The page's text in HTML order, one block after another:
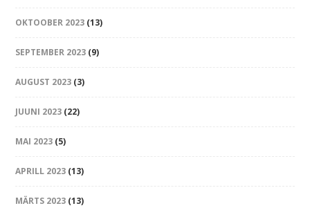
OKTOOBER 2023 (13)
SEPTEMBER 2023 (9)
AUGUST 2023 (3)
JUUNI 2023 (22)
MAI 2023 (5)
APRILL 2023 (13)
MÄRTS 2023 (13)